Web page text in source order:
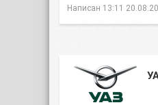
Написан 13:11